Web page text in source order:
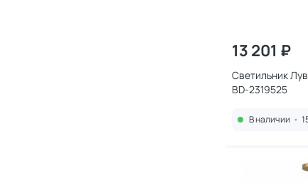
13 201 ₽
Светильник
BD-2319525
В наличии •